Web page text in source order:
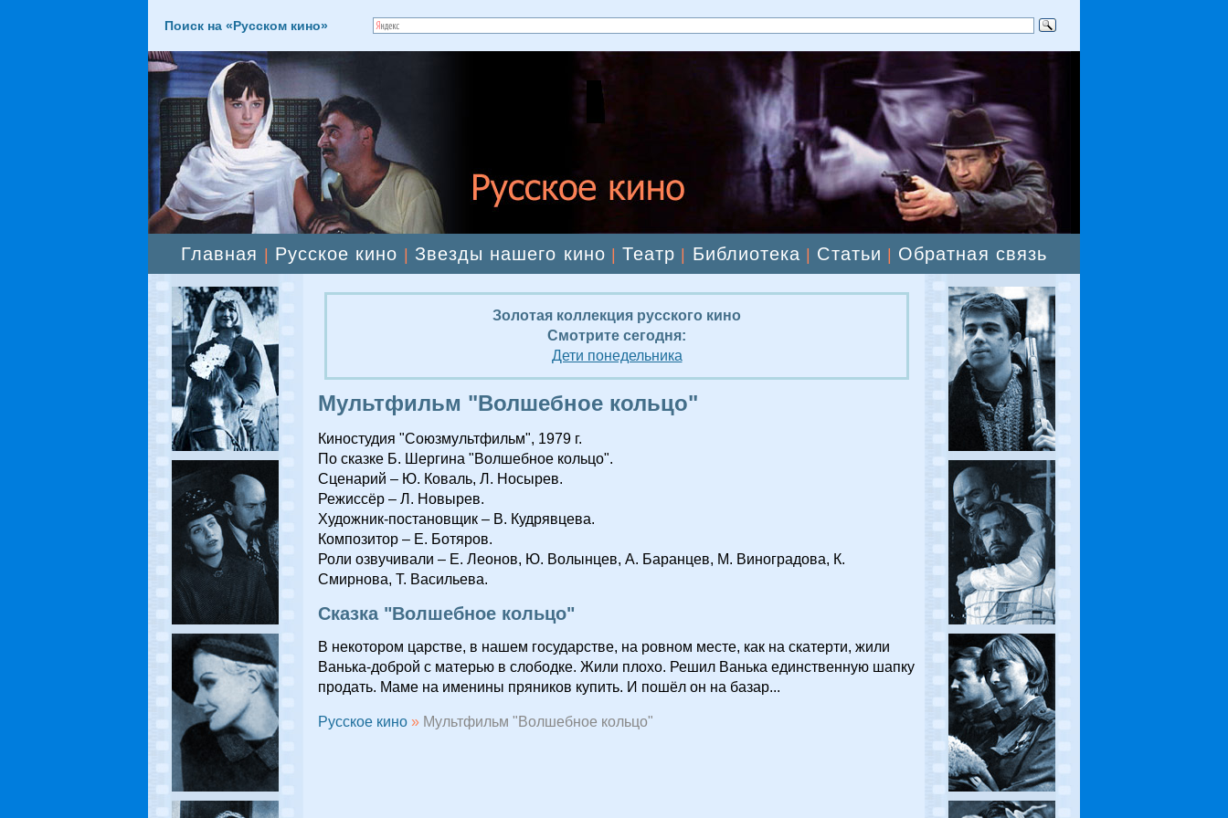
Поиск на «Русском кино»
Главная Русское кино Звезды нашего кино |Театр Библиотека Статьи Обратная связь
Золотая коллекция русского кино
Смотрите сегодня:
Дети понедельника
Мультфильм "Волшебное кольцо"
Киностудия "Союзмультфильм", 1979 г.
По сказке Б. Шергина "Волшебное кольцо".
Сценарий – Ю. Коваль, Л. Носырев.
Режиссёр – Л. Новырев.
Художник-постановщик – В. Кудрявцева.
Композитор – Е. Ботяров.
Роли озвучивали – Е. Леонов, Ю. Волынцев, А. Баранцев, М. Виноградова, К.
Смирнова, Т. Васильева.
Сказка "Волшебное кольцо"
В некотором царстве, в нашем государстве, на ровном месте, как на скатерти, жили
Ванька-доброй с матерью в слободке. Жили плохо. Решил Ванька единственную шапку
продать. Маме на именины пряников купить. И пошёл он на базар...
Русское кино » Мультфильм "Волшебное кольцо"